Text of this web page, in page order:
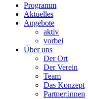
Programm
Aktuelles
Angebote
aktiv
vorbei
Über uns
Der Ort
Der Verein
Team
Das Konzept
Partner:innen